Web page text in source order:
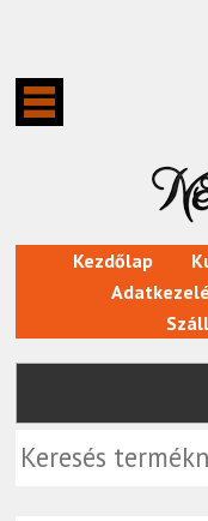
Kezdőlap